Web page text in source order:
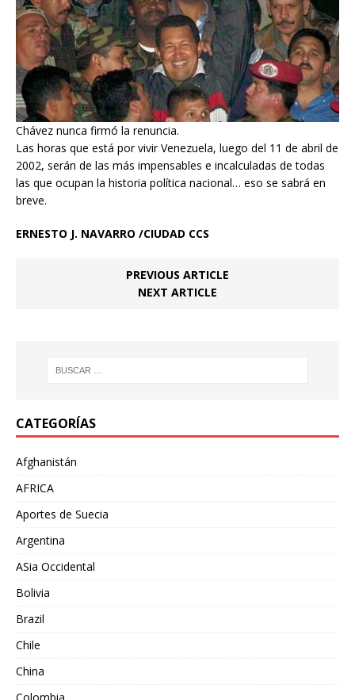
Chávez nunca firmó la renuncia.
Las horas que está por vivir Venezuela, luego del 11 de abril de
2002, serán de las más impensables e incalculadas de todas
las que ocupan la historia política nacional… eso se sabrá en
breve.
ERNESTO J. NAVARRO /CIUDAD CCS
PREVIOUS ARTICLE
NEXT ARTICLE
CATEGORÍAS
Afghanistán
AFRICA
Aportes de Suecia
Argentina
ASia Occidental
Bolivia
Brazil
Chile
China